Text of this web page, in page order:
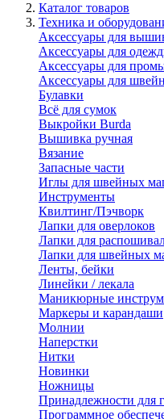
Каталог товаров
Техника и
Аксессуары для
Аксессуары для
Аксессуары для
Аксессуары для
Булавки
Всё для сумок
Выкройки Burda
Вышивка ручная
Вязание
Запасные части
Иглы для швейных
Инструменты
Квилтинг/Пэчворк
Лапки для оверлоков
Лапки для
Лапки для швейных
Ленты, бейки
Линейки / лекала
Маникюрные
Маркеры и карандаши
Молнии
Наперстки
Нитки
Новинки
Ножницы
Принадлежности для
Программное